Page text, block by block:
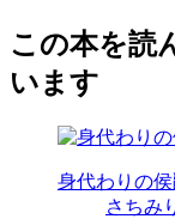
この本を読
います
身代わりの侯
さちみ